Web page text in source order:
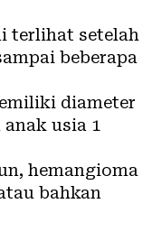
terlihat setelah
beberapa
diameter
usia 1
hemangioma
bahkan